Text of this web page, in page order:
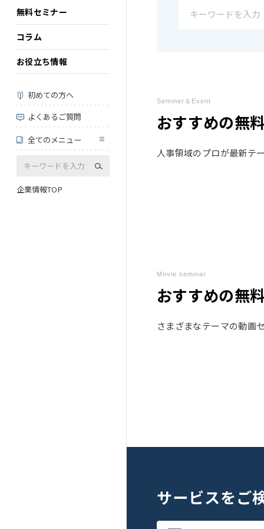
無料セミナー
コラム
お役立ち情報
初めての方へ
よくあるご質問
全てのメニュー
企業情報TOP
おすすめの無
Seminer＆Event
人事領域のプロが最新テ
おすすめの無
Movie seminar
さまざまなテーマの動画
サービスをご